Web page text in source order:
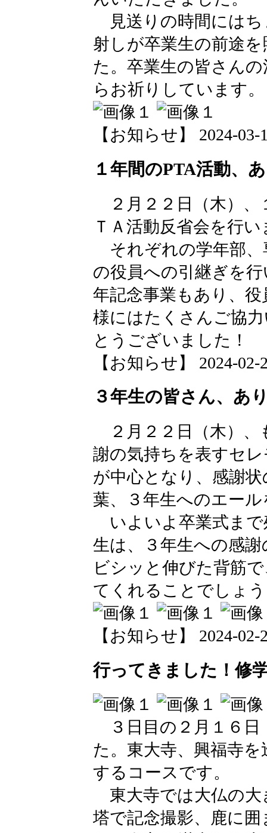
見送りの時間にはち
射しが卒業生の前途
た。卒業生の皆さん
らお祈りしています。
【お知らせ】 2024-03-
１年間のPTA活動、
２月２２日（木）、
ＴＡ活動反省会を行
それぞれの学年部、
の役員への引継ぎを
年記念事業もあり、
様にはたくさんご協
とうございました！
【お知らせ】 2024-02-
３年生の皆さん、あ
２月２２日（木）、
謝の気持ちを表すセ
が中心となり、感謝
葉、３年生へのエー
いよいよ卒業式まで
生は、３年生への感
ビシッと伸びた背筋
てくれることでしょ
【お知らせ】 2024-02-
行ってきました！修
３日目の２月１６日
た。東大寺、興福寺
するコースです。
東大寺では大仏の大
塔で記念撮影、鹿に